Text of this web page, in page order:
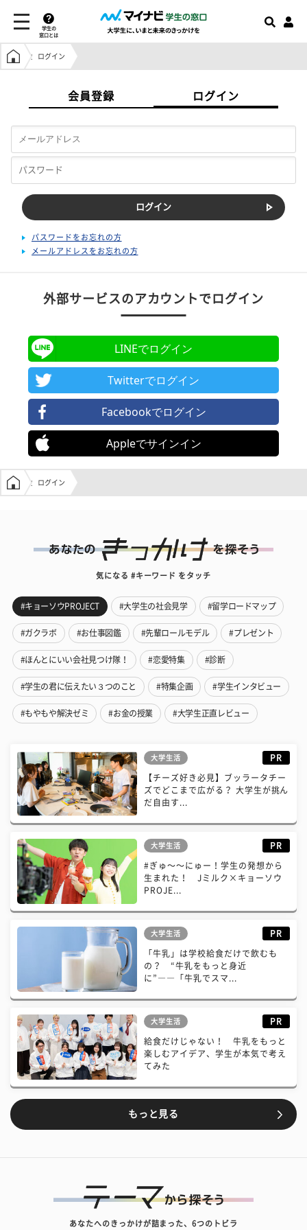
学生の
窓口とは
学生の窓口トップ
ログイン
会員登録 ログイン
パスワードをお忘れの方
メールアドレスをお忘れの方
外部サービスのアカウントでログイン
LINEでログイン
Twitterでログイン
Facebookでログイン
Appleでサインイン
学生の窓口トップ
ログイン
気になる #キーワード をタッチ
#キョーソウPROJECT #大学生の社会見学 #留学ロードマップ
#ガクラボ #お仕事図鑑 #先輩ロールモデル #プレゼント
#ほんとにいい会社見つけ隊！ #恋愛特集 #診断
#学生の君に伝えたい３つのこと #特集企画 #学生インタビュー
#もやもや解決ゼミ #お金の授業 #大学生正直レビュー
大学生活 PR
【チーズ好き必見】ブッラータチー
ズでどこまで広がる？ 大学生が挑ん
だ自由す...
大学生活 PR
#ぎゅ〜〜にゅー！学生の発想から
生まれた！ Jミルク×キョーソウ
PROJE...
大学生活 PR
「牛乳」は学校給食だけで飲むも
の？ “牛乳をもっと身近
に”――「牛乳でスマ...
大学生活 PR
給食だけじゃない！ 牛乳をもっと
楽しむアイデア、学生が本気で考え
てみた
もっと見る
あなたへのきっかけが詰まった、6つのトビラ